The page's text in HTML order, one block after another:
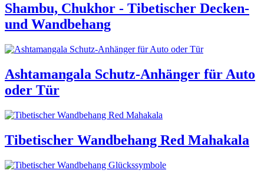
Shambu, Chukhor - Tibetischer Decken-
und Wandbehang
Ashtamangala Schutz-Anhänger für Auto
oder Tür
Tibetischer Wandbehang Red Mahakala